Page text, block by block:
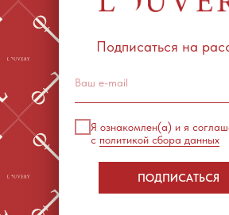
Я ознакомлен(а) и я
с политикой сбора данных
ПОДПИСАТЬСЯ
Подписаться на